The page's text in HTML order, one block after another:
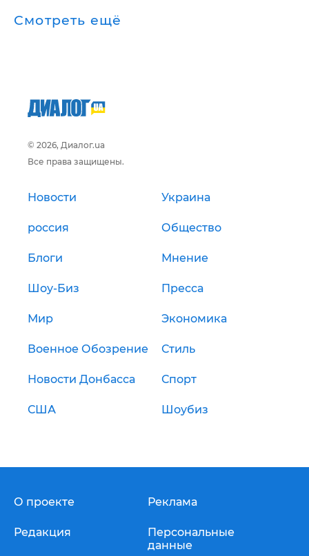
Смотреть ещё
© 2026, Диалог.ua
Все права защищены.
Новости Украина
россия Общество
Блоги Мнение
Шоу-Биз Пресса
Мир Экономика
Военное Обозрение Стиль
Новости Донбасса Спорт
США Шоубиз
О проекте
Редакция
Реклама
Персональные
данные